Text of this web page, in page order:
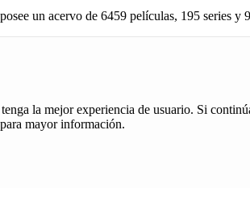
un acervo de 6459 películas, 195 series y
la mejor experiencia de usuario. Si
mayor información.